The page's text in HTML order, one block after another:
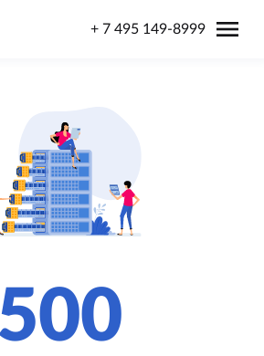
+ 7 495 149-8999 menu